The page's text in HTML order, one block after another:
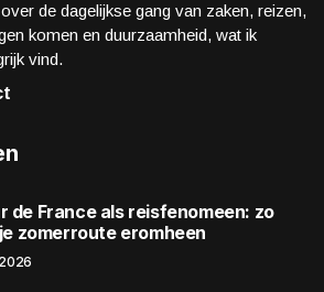
de dagelijkse gang van zaken, reizen,
komen en duurzaamheid, wat ik
vind.
de France als reisfenomeen: zo
zomerroute eromheen